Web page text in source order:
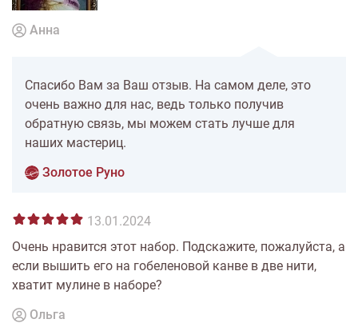
Анна
Спасибо Вам за Ваш отзыв. На самом деле, это
очень важно для нас, ведь только получив
обратную связь, мы можем стать лучше для
наших мастериц.
Золотое Руно
13.01.2024
Очень нравится этот набор. Подскажите, пожалуйста, а
если вышить его на гобеленовой канве в две нити,
хватит мулине в наборе?
Ольга